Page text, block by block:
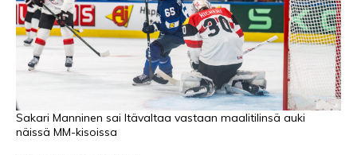
Sakari Manninen sai Itävaltaa vastaan maalitilinsä auki
näissä MM-kisoissa
PODCASTIT
JALKAPALLO
EM2021
Huuhkajat
Veikkausliiga
Valioliiga
Muut sarjat
JÄÄKIEKKO
PESÄPALLO